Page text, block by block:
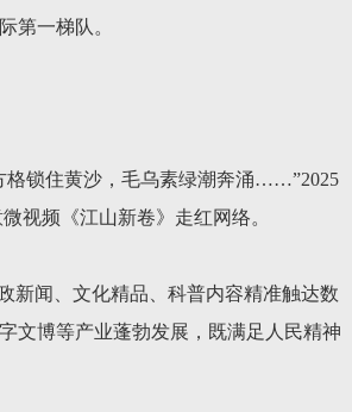
第一梯队。
格锁住黄沙，毛乌素绿潮奔涌……”2025
视频《江山新卷》走红网络。
新闻、文化精品、科普内容精准触达数
文博等产业蓬勃发展，既满足人民精神